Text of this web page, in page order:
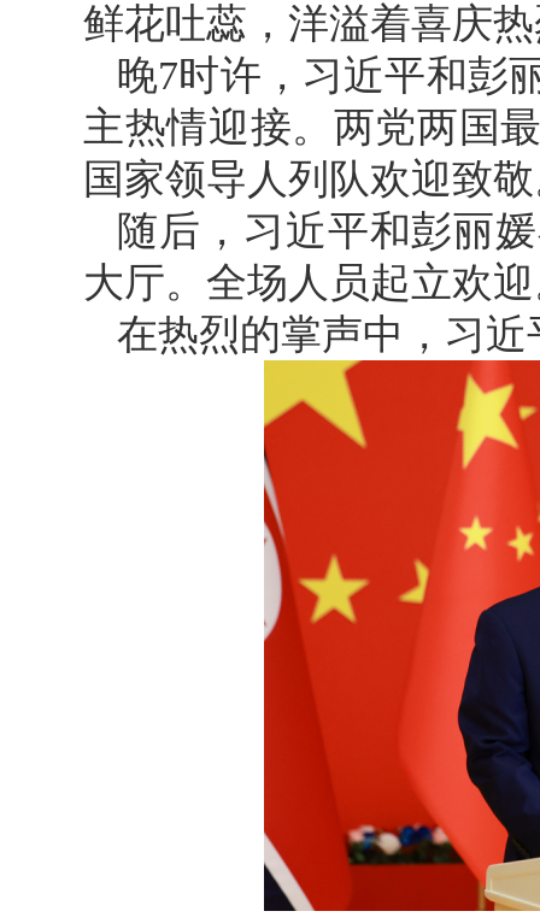
鲜花吐蕊，洋溢着喜庆
晚7时许，习近平和彭
主热情迎接。两党两国
国家领导人列队欢迎致
随后，习近平和彭丽
大厅。全场人员起立欢
在热烈的掌声中，习